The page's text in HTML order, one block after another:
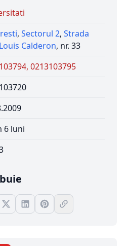
, Sectorul 2, Strada
Calderon, nr. 33
0213103795
6 luni